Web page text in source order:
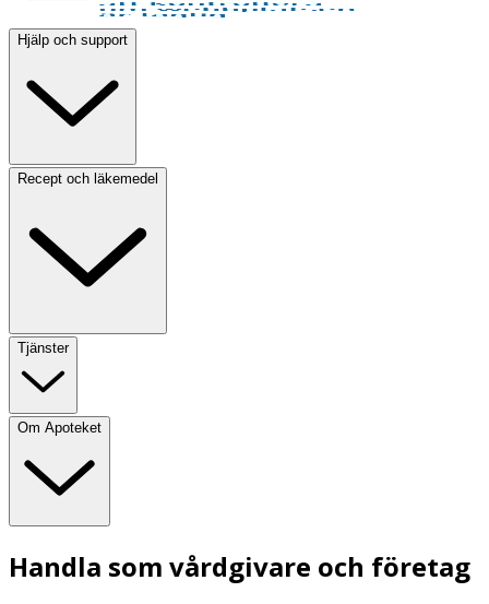
Hjälp och support
Recept och läkemedel
Tjänster
Om Apoteket
Handla som vårdgivare och företag